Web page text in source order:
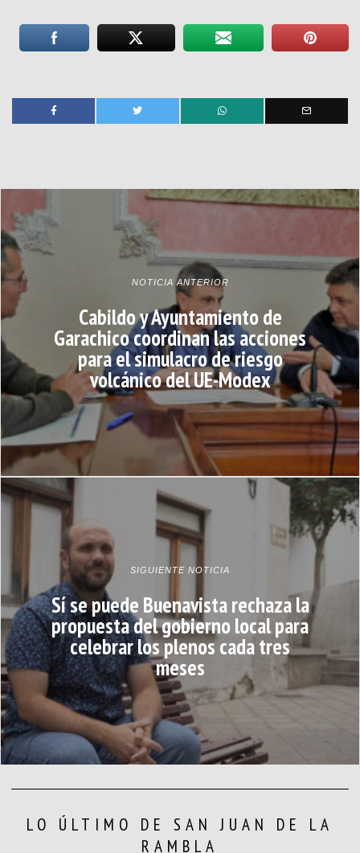
NOTICIA ANTERIOR
Cabildo y Ayuntamiento de
Garachico coordinan las acciones
para el simulacro de riesgo
volcánico del UE-Modex
SIGUIENTE NOTICIA
Sí se puede Buenavista rechaza la
propuesta del gobierno local para
celebrar los plenos cada tres
meses
LO ÚLTIMO DE SAN JUAN DE LA
RAMBLA